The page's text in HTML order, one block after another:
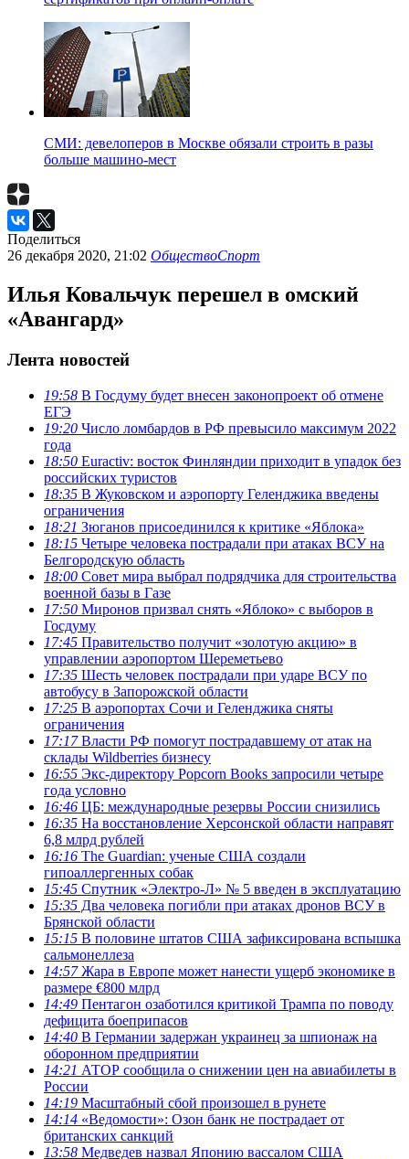
СМИ: девелоперов в Москве обязали строить в разы
больше машино-мест
Поделиться
26 декабря 2020, 21:02 ОбществоСпорт
Илья Ковальчук перешел в омский
«Авангард»
Лента новостей
19:58 В Госдуму будет внесен законопроект об отмене
ЕГЭ
19:20 Число ломбардов в РФ превысило максимум 2022
года
18:50 Euractiv: восток Финляндии приходит в упадок без
российских туристов
18:35 В Жуковском и аэропорту Геленджика введены
ограничения
18:21 Зюганов присоединился к критике «Яблока»
18:15 Четыре человека пострадали при атаках ВСУ на
Белгородскую область
18:00 Совет мира выбрал подрядчика для строительства
военной базы в Газе
17:50 Миронов призвал снять «Яблоко» с выборов в
Госдуму
17:45 Правительство получит «золотую акцию» в
управлении аэропортом Шереметьево
17:35 Шесть человек пострадали при ударе ВСУ по
автобусу в Запорожской области
17:25 В аэропортах Сочи и Геленджика сняты
ограничения
17:17Власти РФ помогут пострадавшему от атак на
склады Wildberries бизнесу
16:55 Экс-директору Popcorn Books запросили четыре
года условно
16:46 ЦБ: международные резервы России снизились
16:35 На восстановление Херсонской области направят
6,8 млрд рублей
16:16 The Guardian: ученые США создали
гипоаллергенных собак
15:45 Спутник «Электро-Л» № 5 введен в эксплуатацию
15:35 Два человека погибли при атаках дронов ВСУ в
Брянской области
15:15 В половине штатов США зафиксирована вспышка
сальмонеллеза
14:57Жара в Европе может нанести ущерб экономике в
размере €800 млрд
14:49 Пентагон озаботился критикой Трампа по поводу
дефицита боеприпасов
14:40 В Германии задержан украинец за шпионаж на
оборонном предприятии
14:21 АТОР сообщила о снижении цен на авиабилеты в
России
14:19 Масштабный сбой произошел в рунете
14:14 «Ведомости»: Озон банк не пострадает от
британских санкций
13:58 Медведев назвал Японию вассалом США